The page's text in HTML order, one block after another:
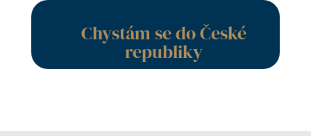
Chystám se do České
republiky